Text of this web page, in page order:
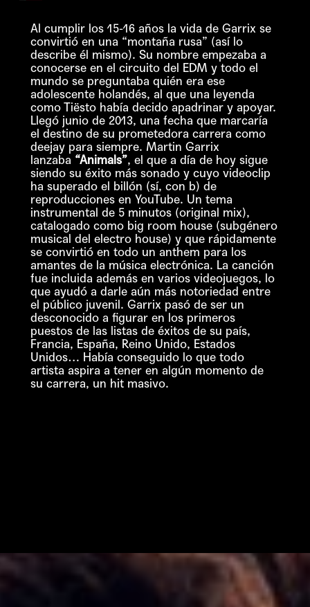
Al cumplir los 15-16 años la vida de Garrix se
convirtió en una “montaña rusa” (así lo
describe él mismo). Su nombre empezaba a
conocerse en el circuito del EDM y todo el
mundo se preguntaba quién era ese
adolescente holandés, al que una leyenda
como Tiësto había decido apadrinar y apoyar.
Llegó junio de 2013, una fecha que marcaría
el destino de su prometedora carrera como
deejay para siempre. Martin Garrix
lanzaba “Animals”, el que a día de hoy sigue
siendo su éxito más sonado y cuyo videoclip
ha superado el billón (sí, con b) de
reproducciones en YouTube. Un tema
instrumental de 5 minutos (original mix),
catalogado como big room house (subgénero
musical del electro house) y que rápidamente
se convirtió en todo un anthem para los
amantes de la música electrónica. La canción
fue incluida además en varios videojuegos, lo
que ayudó a darle aún más notoriedad entre
el público juvenil. Garrix pasó de ser un
desconocido a figurar en los primeros
puestos de las listas de éxitos de su país,
Francia, España, Reino Unido, Estados
Unidos… Había conseguido lo que todo
artista aspira a tener en algún momento de
su carrera, un hit masivo.